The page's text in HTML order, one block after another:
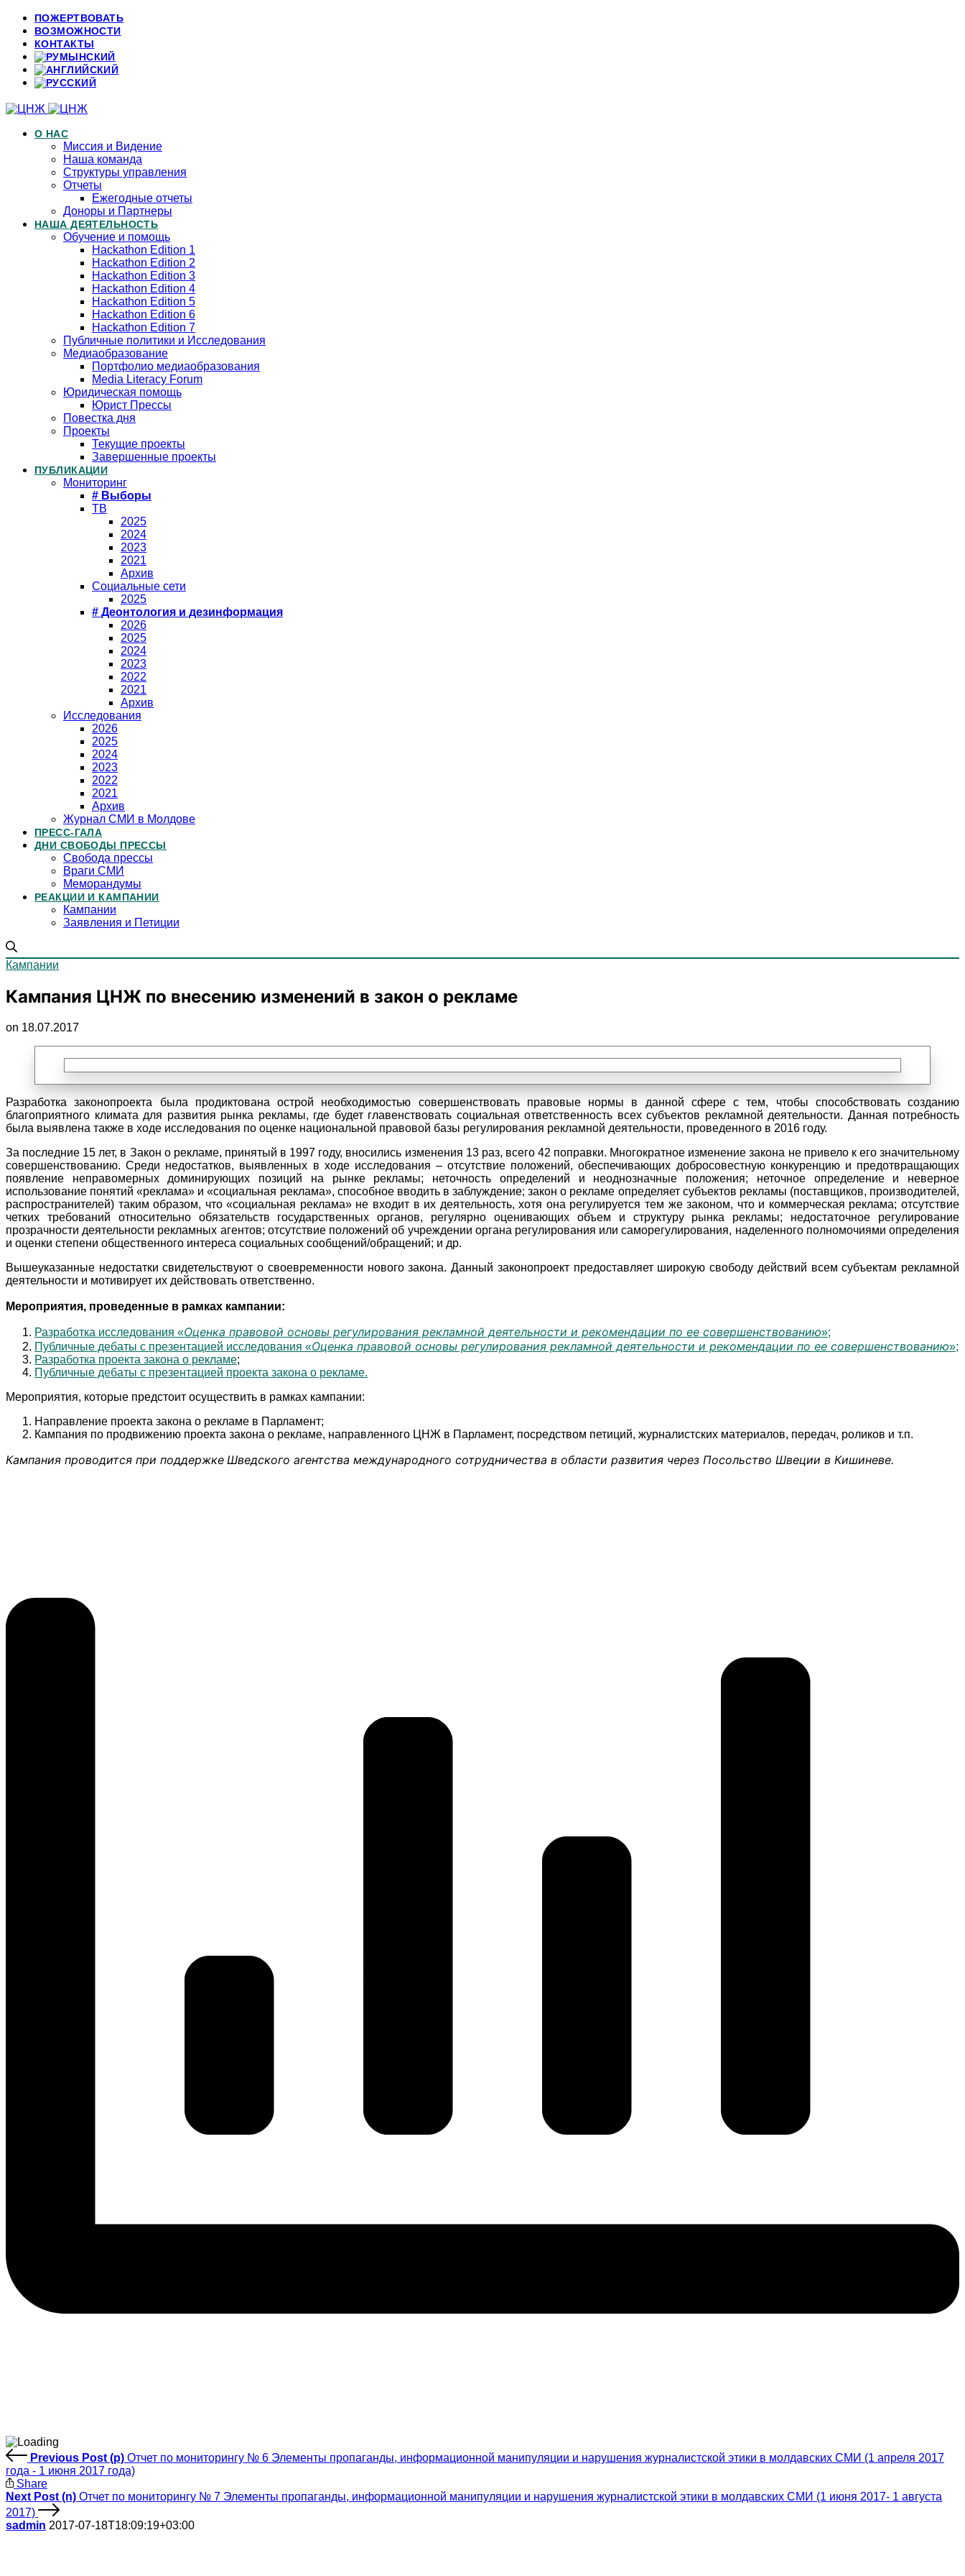
ПОЖЕРТВОВАТЬ
ВОЗМОЖНОСТИ
КОНТАКТЫ
О НАС
Миссия и Видение
Наша команда
Структуры управления
Отчеты
Ежегодные отчеты
Доноры и Партнеры
НАША ДЕЯТЕЛЬНОСТЬ
Обучение и помощь
Hackathon Edition 1
Hackathon Edition 2
Hackathon Edition 3
Hackathon Edition 4
Hackathon Edition 5
Hackathon Edition 6
Hackathon Edition 7
Публичные политики и Исследования
Медиаобразование
Портфолио медиаобразования
Media Literacy Forum
Юридическая помощь
Юрист Прессы
Повестка дня
Проекты
Текущие проекты
Завершенные проекты
ПУБЛИКАЦИИ
Мониторинг
# Выборы
ТВ
2025
2024
2023
2021
Архив
Социальные сети
2025
# Деонтология и дезинформация
2026
2025
2024
2023
2022
2021
Архив
Исследования
2026
2025
2024
2023
2022
2021
Архив
Журнал СМИ в Молдове
ПРЕСС-ГАЛА
ДНИ СВОБОДЫ ПРЕССЫ
Свобода прессы
Враги СМИ
Меморандумы
РЕАКЦИИ И КАМПАНИИ
Кампании
Заявления и Петиции
Кампании
Кампания ЦНЖ по внесению изменений в закон о рекламе
on 18.07.2017
Разработка законопроекта была продиктована острой необходимостью совершенствовать правовые нормы в данной сфере с тем, чтобы способствовать созданию
благоприятного климата для развития рынка рекламы, где будет главенствовать социальная ответственность всех субъектов рекламной деятельности. Данная потребность
была выявлена также в ходе исследования по оценке национальной правовой базы регулирования рекламной деятельности, проведенного в 2016 году.
За последние 15 лет, в Закон о рекламе, принятый в 1997 году, вносились изменения 13 раз, всего 42 поправки. Многократное изменение закона не привело к его значительному
совершенствованию. Среди недостатков, выявленных в ходе исследования – отсутствие положений, обеспечивающих добросовестную конкуренцию и предотвращающих
появление неправомерных доминирующих позиций на рынке рекламы; неточность определений и неоднозначные положения; неточное определение и неверное
использование понятий «реклама» и «социальная реклама», способное вводить в заблуждение; закон о рекламе определяет субъектов рекламы (поставщиков, производителей,
распространителей) таким образом, что «социальная реклама» не входит в их деятельность, хотя она регулируется тем же законом, что и коммерческая реклама; отсутствие
четких требований относительно обязательств государственных органов, регулярно оценивающих объем и структуру рынка рекламы; недостаточное регулирование
прозрачности деятельности рекламных агентов; отсутствие положений об учреждении органа регулирования или саморегулирования, наделенного полномочиями определения
и оценки степени общественного интереса социальных сообщений/обращений; и др.
Вышеуказанные недостатки свидетельствуют о своевременности нового закона. Данный законопроект предоставляет широкую свободу действий всем субъектам рекламной
деятельности и мотивирует их действовать ответственно.
Мероприятия, проведенные в рамках кампании:
Разработка исследования «Оценка правовой основы регулирования рекламной деятельности и рекомендации по ее совершенствованию»;
Публичные дебаты с презентацией исследования «Оценка правовой основы регулирования рекламной деятельности и рекомендации по ее совершенствованию»;
Разработка проекта закона о рекламе;
Публичные дебаты с презентацией проекта закона о рекламе.
Мероприятия, которые предстоит осуществить в рамках кампании:
Направление проекта закона о рекламе в Парламент;
Кампания по продвижению проекта закона о рекламе, направленного ЦНЖ в Парламент, посредством петиций, журналистских материалов, передач, роликов и т.п.
Кампания проводится при поддержке Шведского агентства международного сотрудничества в области развития через Посольство Швеции в Кишиневе.
Previous Post (p) Отчет по мониторингу № 6 Элементы пропаганды, информационной манипуляции и нарушения журналистской этики в молдавских СМИ (1 апреля 2017
года - 1 июня 2017 года)
Share
Next Post (n) Отчет по мониторингу № 7 Элементы пропаганды, информационной манипуляции и нарушения журналистской этики в молдавских СМИ (1 июня 2017- 1 августа
2017)
sadmin 2017-07-18T18:09:19+03:00